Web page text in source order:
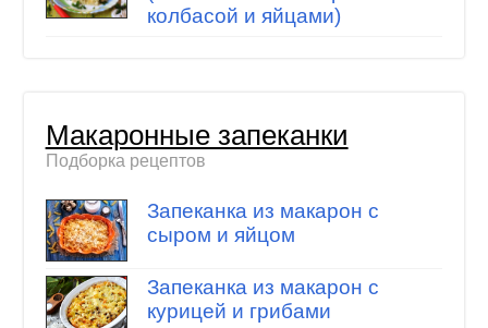
колбасой и яйцами)
Макаронные запеканки
Подборка рецептов
Запеканка из макарон с
сыром и яйцом
Запеканка из макарон с
курицей и грибами